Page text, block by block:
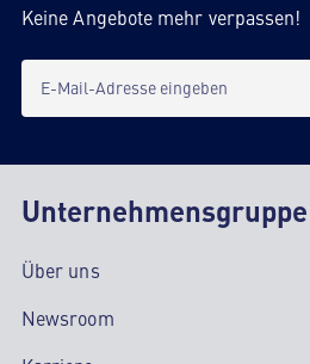
Keine Angebote mehr verpassen!
E-Mail-Adresse eingeben
Unternehmensgruppe
Über uns
Newsroom